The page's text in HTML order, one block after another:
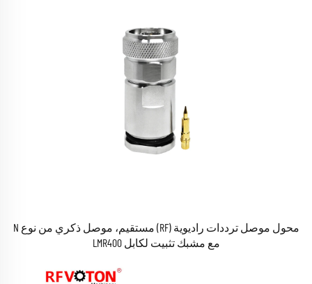
محول موصل ترددات راديوية (RF) مستقيم، موصل ذكري من نوع N
مع مشبك تثبيت لكابل LMR400